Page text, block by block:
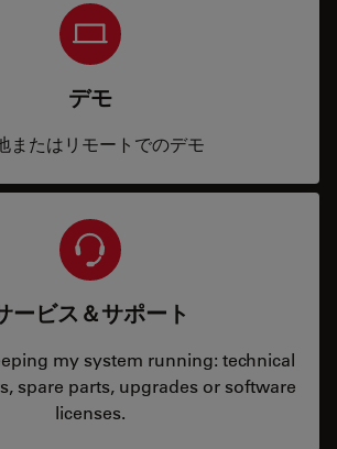
デモ
またはリモートでのデモ
ービス＆サポート
my system running: technical
spare parts, upgrades or software
licenses.